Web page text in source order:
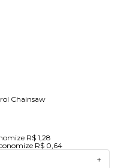
Chainsaw
R$ 1,28
R$ 0,64
+